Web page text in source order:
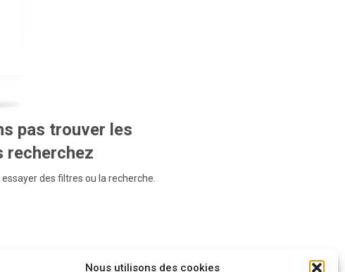
Nous utilisons des cookies
pas trouver les
recherchez
essayer des filtres ou la recherche.